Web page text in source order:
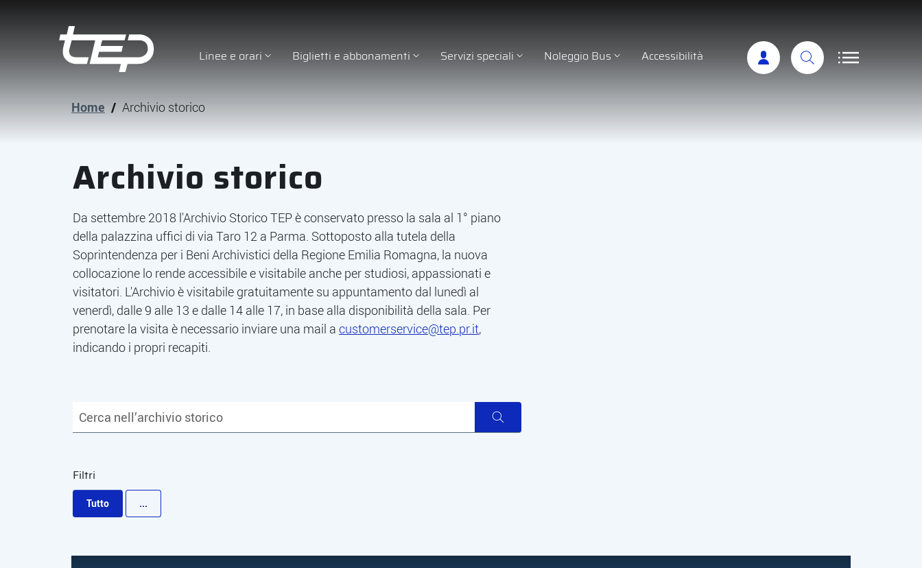
Tep - Trasporti pubblici ParmaLinee e orari Biglietti e abbonamenti Servizi speciali Noleggio Bus Accessibilità
Home / Archivio storico
Archivio storico
Da settembre 2018 l'Archivio Storico TEP è conservato presso la sala al 1° piano
della palazzina uffici di via Taro 12 a Parma. Sottoposto alla tutela della
Soprintendenza per i Beni Archivistici della Regione Emilia Romagna, la nuova
collocazione lo rende accessibile e visitabile anche per studiosi, appassionati e
visitatori. L'Archivio è visitabile gratuitamente su appuntamento dal lunedì al
venerdì, dalle 9 alle 13 e dalle 14 alle 17, in base alla disponibilità della sala. Per
prenotare la visita è necessario inviare una mail a customerservice@tep.pr.it,
indicando i propri recapiti.
Filtri
Tutto ...